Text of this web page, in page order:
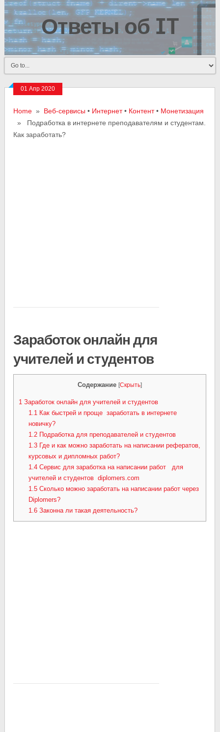
Ответы об IT
01 Апр 2020
Home » Веб-сервисы • Интернет• Контент• Монетизация
» Подработка в интернете преподавателям и студентам.
Как заработать?
Заработок онлайн для
учителей и студентов
Содержание [Скрыть]
1 Заработок онлайн для учителей и студентов
1.1Как быстрей и проще заработать в интернете
новичку?
1.2Подработка для преподавателей и студентов
1.3Где и как можно заработать на написании рефератов,
курсовых и дипломных работ?
1.4Сервис для заработка на написании работ для
учителей и студентов diplomers.com
1.5Сколько можно заработать на написании работ через
Diplomers?
1.6Законна ли такая деятельность?